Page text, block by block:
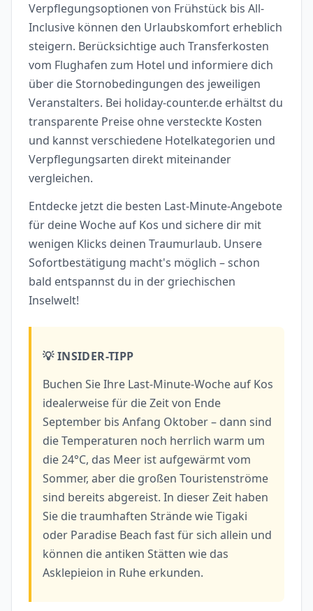
Verpflegungsoptionen von Frühstück bis All-
Inclusive können den Urlaubskomfort erheblich
steigern. Berücksichtige auch Transferkosten
vom Flughafen zum Hotel und informiere dich
über die Stornobedingungen des jeweiligen
Veranstalters. Bei holiday-counter.de erhältst du
transparente Preise ohne versteckte Kosten
und kannst verschiedene Hotelkategorien und
Verpflegungsarten direkt miteinander
vergleichen.
Entdecke jetzt die besten Last-Minute-Angebote
für deine Woche auf Kos und sichere dir mit
wenigen Klicks deinen Traumurlaub. Unsere
Sofortbestätigung macht's möglich – schon
bald entspannst du in der griechischen
Inselwelt!
💡 INSIDER-TIPP
Buchen Sie Ihre Last-Minute-Woche auf Kos
idealerweise für die Zeit von Ende
September bis Anfang Oktober – dann sind
die Temperaturen noch herrlich warm um
die 24°C, das Meer ist aufgewärmt vom
Sommer, aber die großen Touristenströme
sind bereits abgereist. In dieser Zeit haben
Sie die traumhaften Strände wie Tigaki
oder Paradise Beach fast für sich allein und
können die antiken Stätten wie das
Asklepieion in Ruhe erkunden.